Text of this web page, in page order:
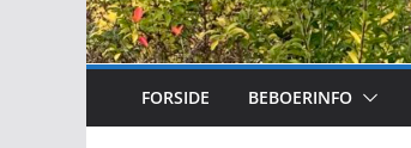
FORSIDE BEBOERINFO